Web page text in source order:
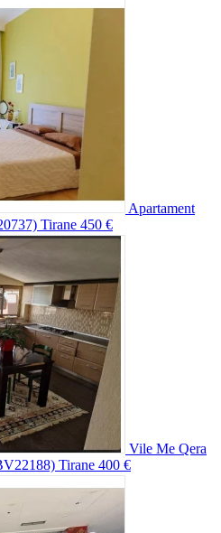
Apartament
Tirane 450 €
Vile Me Qera
Tirane 400 €